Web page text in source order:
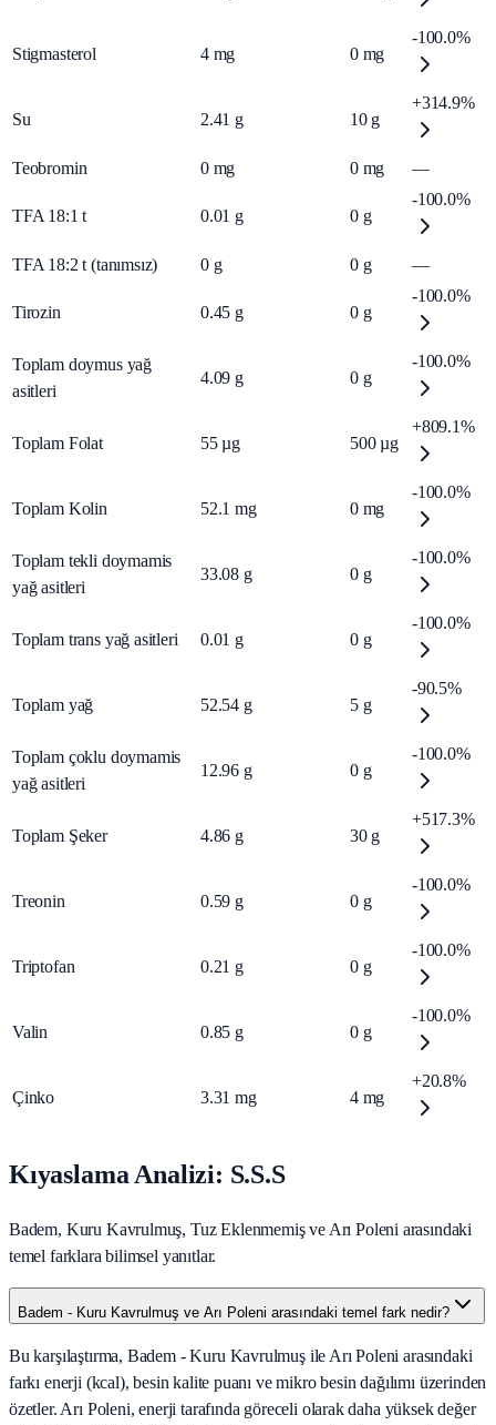
Stigmasterol 4 mg 0 mg
-100.0%
Su 2.41 g 10 g
+314.9%
Teobromin 0 mg 0 mg —
TFA 18:1 t 0.01 g 0 g
-100.0%
TFA 18:2 t (tanımsız) 0 g 0 g —
Tirozin 0.45 g 0 g
-100.0%
Toplam doymus yağ
asitleri
4.09 g 0 g
-100.0%
Toplam Folat 55 µg 500 µg
+809.1%
Toplam Kolin 52.1 mg 0 mg
-100.0%
Toplam tekli doymamis
yağ asitleri
33.08 g 0 g
-100.0%
Toplam trans yağ asitleri 0.01 g 0 g
-100.0%
Toplam yağ 52.54 g 5 g
-90.5%
Toplam çoklu doymamis
yağ asitleri
12.96 g 0 g
-100.0%
Toplam Şeker 4.86 g 30 g
+517.3%
Treonin 0.59 g 0 g
-100.0%
Triptofan 0.21 g 0 g
-100.0%
Valin 0.85 g 0 g
-100.0%
Çinko 3.31 mg 4 mg
+20.8%
Kıyaslama Analizi: S.S.S
Badem, Kuru Kavrulmuş, Tuz Eklenmemiş ve Arı Poleni arasındaki
temel farklara bilimsel yanıtlar.
Badem - Kuru Kavrulmuş ve Arı Poleni arasındaki temel fark nedir?
Bu karşılaştırma, Badem - Kuru Kavrulmuş ile Arı Poleni arasındaki
farkı enerji (kcal), besin kalite puanı ve mikro besin dağılımı üzerinden
özetler. Arı Poleni, enerji tarafında göreceli olarak daha yüksek değer